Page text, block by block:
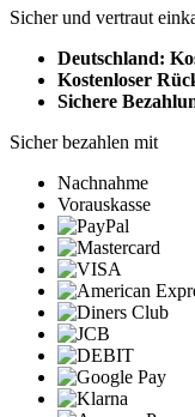
Sicher und vertraut
Deutschland:
Kostenloser
Sichere
Sicher bezahlen mit
Nachnahme
Vorauskasse